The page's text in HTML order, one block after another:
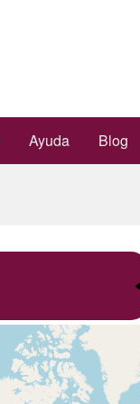
Ayuda Blog